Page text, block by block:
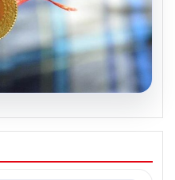
2026: Altın
Gram, çeyrek,